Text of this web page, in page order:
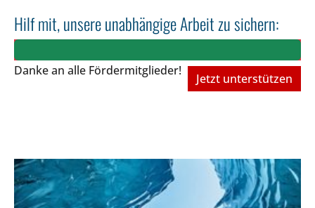
Hilf mit, unsere unabhängige Arbeit zu sichern:
Danke an alle Fördermitglieder!
Jetzt unterstützen